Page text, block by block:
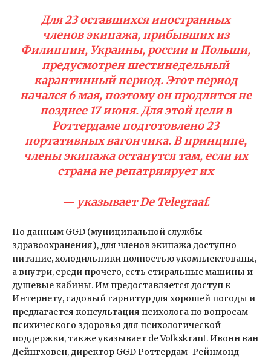
Для 23 оставшихся иностранных
членов экипажа, прибывших из
Филиппин, Украины, россии и Польши,
предусмотрен шестинедельный
карантинный период. Этот период
начался 6 мая, поэтому он продлится не
позднее 17 июня. Для этой цели в
Роттердаме подготовлено 23
портативных вагончика. В принципе,
члены экипажа останутся там, если их
страна не репатриирует их
— указывает De Telegraaf.
По данным GGD (муниципальной службы
здравоохранения), для членов экипажа доступно
питание, холодильники полностью укомплектованы,
а внутри, среди прочего, есть стиральные машины и
душевые кабины. Им предоставляется доступ к
Интернету, садовый гарнитур для хорошей погоды и
предлагается консультация психолога по вопросам
психического здоровья для психологической
поддержки, также указывает de Volkskrant. Ивонн ван
Дейнгховен, директор GGD Роттердам-Рейнмонд